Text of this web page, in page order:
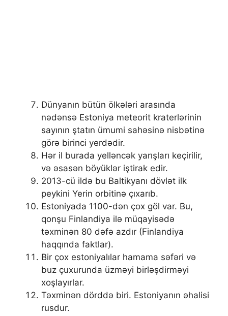
Dünyanın bütün ölkələri arasında
nədənsə Estoniya meteorit kraterlərinin
sayının ştatın ümumi sahəsinə nisbətinə
görə birinci yerdədir.
Hər il burada yelləncək yarışları keçirilir,
və əsasən böyüklər iştirak edir.
2013-cü ildə bu Baltikyanı dövlət ilk
peykini Yerin orbitinə çıxarıb.
Estoniyada 1100-dən çox göl var. Bu,
qonşu Finlandiya ilə müqayisədə
təxminən 80 dəfə azdır (Finlandiya
haqqında faktlar).
Bir çox estoniyalılar hamama səfəri və
buz çuxurunda üzməyi birləşdirməyi
xoşlayırlar.
Təxminən dörddə biri. Estoniyanın əhalisi
rusdur.